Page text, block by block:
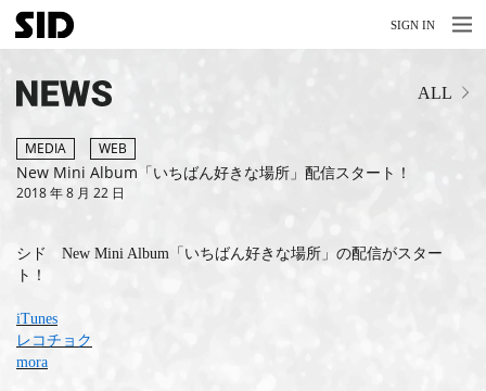
SIGN IN
NEWS
ALL
MEDIA WEB
New Mini Album「いちばん好きな場所」配信スタート！
2018 年 8 月 22 日
シド New Mini Album「いちばん好きな場所」の配信がスター
ト！
iTunes
レコチョク
mora